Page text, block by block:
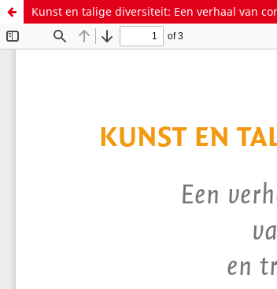
Kunst en talige diversiteit: Een verhaal van